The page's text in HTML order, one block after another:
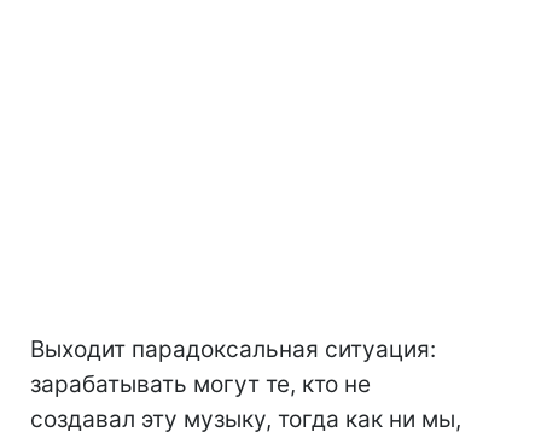
Выходит парадоксальная ситуация:
зарабатывать могут те, кто не
создавал эту музыку, тогда как ни мы,